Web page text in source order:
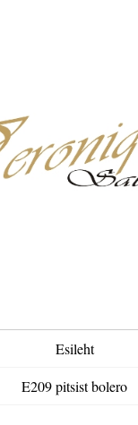
Esileht
E209 pitsist bolero